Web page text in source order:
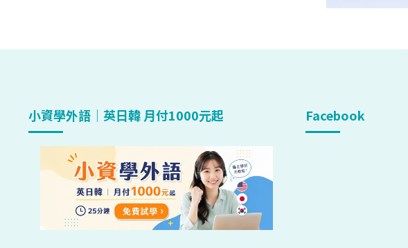
小資學外語｜英日韓 月付1000元起 Facebook